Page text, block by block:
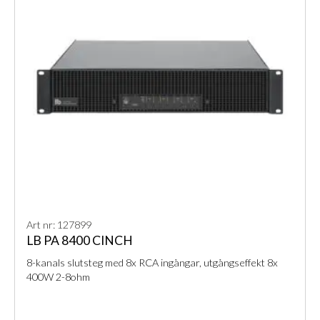
Art nr: 127899
LB PA 8400 CINCH
8-kanals slutsteg med 8x RCA ingångar, utgångseffekt 8x
400W 2-8ohm